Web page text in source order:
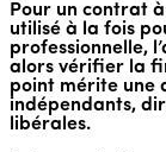
Pour un contrat
utilisé à la fois
professionnelle,
alors vérifier la
point mérite une
indépendants,
libérales.